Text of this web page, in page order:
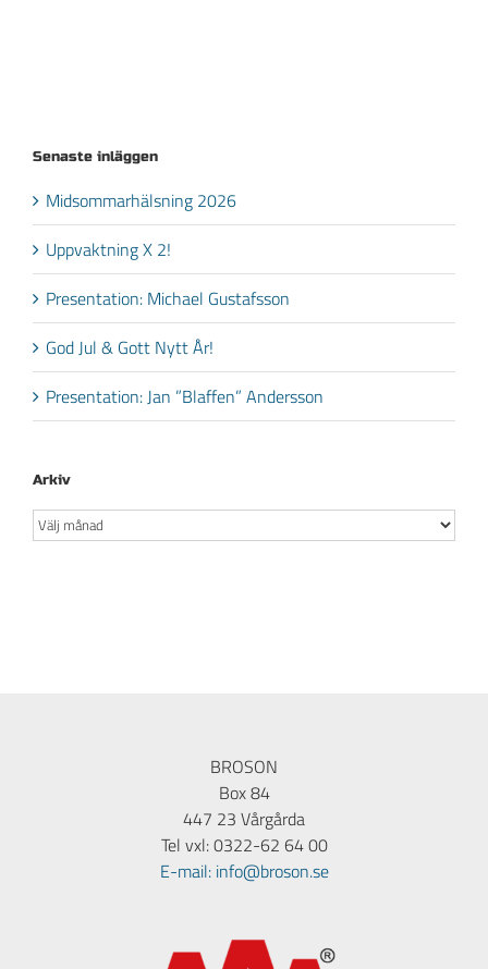
Senaste inläggen
Midsommarhälsning 2026
Uppvaktning X 2!
Presentation: Michael Gustafsson
God Jul & Gott Nytt År!
Presentation: Jan ”Blaffen” Andersson
Arkiv
Arkiv
BROSON
Box 84
447 23 Vårgårda
Tel vxl: 0322-62 64 00
E-mail: info@broson.se